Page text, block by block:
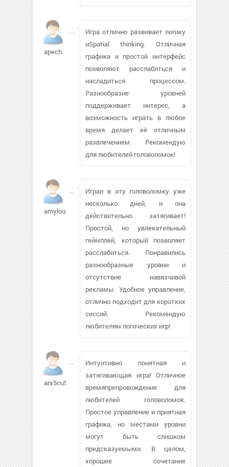
apech
Игра отлично развивает логику
иSpatial thinking. Отличная
графика и простой интерфейс
позволяют расслабиться и
насладиться процессом.
Разнообразие уровней
поддерживает интерес, а
возможность играть в любое
время делает её отличным
развлечением. Рекомендую
для любителей головоломок!
amylou133112
Играл в эту головоломку уже
несколько дней, и она
действительно затягивает!
Простой, но увлекательный
геймплей, который позволяет
расслабиться. Понравились
разнообразные уровни и
отсутствие навязчивой
рекламы. Удобное управление,
отлично подходит для коротких
сессий. Рекомендую
любителям логических игр!
arx5cu517
Интуитивно понятная и
затягивающая игра! Отличное
времяпрепровождение для
любителей головоломок.
Простое управление и приятная
графика, но местами уровни
могут быть слишком
предсказуемыми. В целом,
хорошее сочетание